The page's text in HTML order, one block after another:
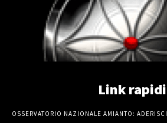
Link rapidi
OSSERVATORIO NAZIONALE AMIANTO: ADERISCI